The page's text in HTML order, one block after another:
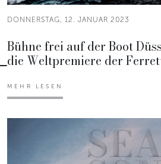
DONNERSTAG, 12. JANUAR 2023
Bühne frei auf der Boot
die Weltpremiere der
MEHR LESEN